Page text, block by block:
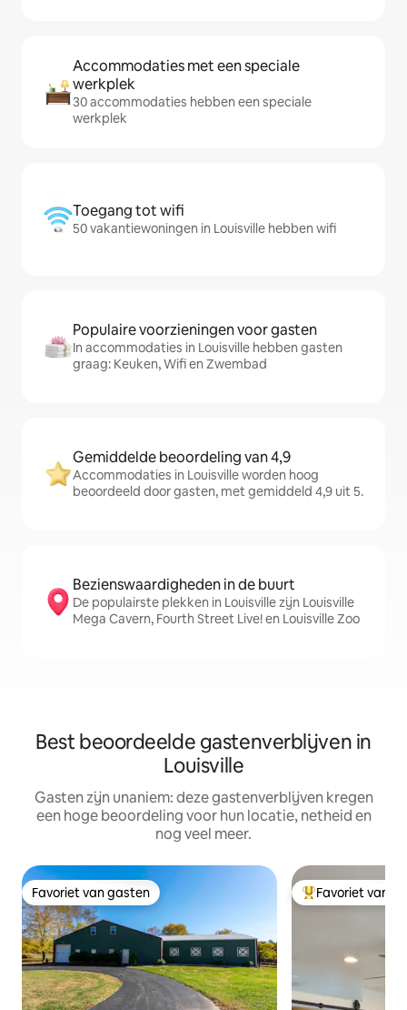
Accommodaties met een speciale
werkplek
30 accommodaties hebben een speciale
werkplek
Toegang tot wifi
50 vakantiewoningen in Louisville hebben wifi
Populaire voorzieningen voor gasten
In accommodaties in Louisville hebben gasten
graag: Keuken, Wifi en Zwembad
Gemiddelde beoordeling van 4,9
Accommodaties in Louisville worden hoog
beoordeeld door gasten, met gemiddeld 4,9 uit 5.
Bezienswaardigheden in de buurt
De populairste plekken in Louisville zijn Louisville
Mega Cavern, Fourth Street Live! en Louisville Zoo
Best beoordeelde gastenverblijven in
Louisville
Gasten zijn unaniem: deze gastenverblijven kregen
een hoge beoordeling voor hun locatie, netheid en
nog veel meer.
Favoriet van gasten
Favoriet van gasten Topfavoriet van
Favoriet van